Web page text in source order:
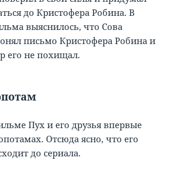
до Кристофера Робина. В
выяснилось, что Сова
письмо Кристофера Робина и
его не похищал.
Пух и его друзья впервые
Отсюда ясно, что его
до сериала.